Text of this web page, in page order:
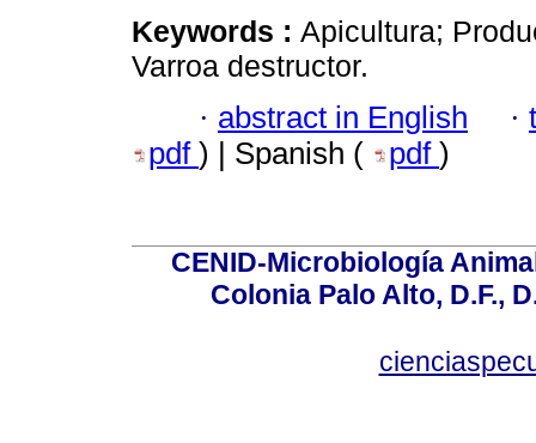
Keywords : Apicultura;
Varroa destructor.
· abstract in English ·
pdf ) | Spanish ( pdf )
CENID-Microbiología
Colonia Palo Alto, D.F.,